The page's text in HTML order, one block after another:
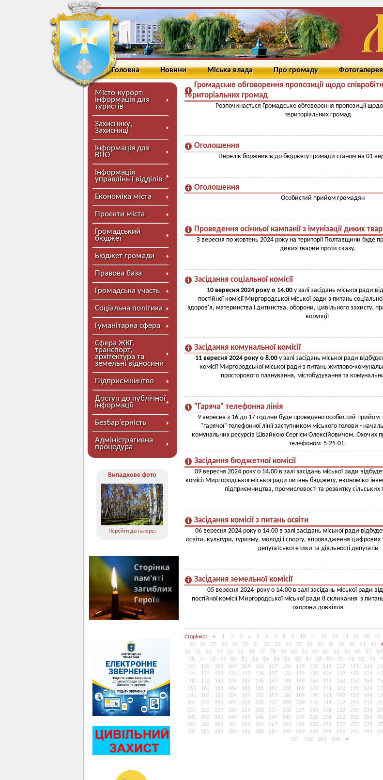
Головна Новини Міська влада Про громаду Фотогалерея
Місто-курорт:
інформація для
туристів
Захиснику,
Захисниці
Інформація для
ВПО
Інформація
управлінь і відділів
Економіка міста
Проєкти міста
Громадський
бюджет
Бюджет громади
Правова база
Громадська участь
Соціальна політика
Гуманітарна сфера
Сфера ЖКГ,
транспорт,
архітектура та
земельні відносини
Підприємництво
Доступ до публічної
інформації
Безбар’єрність
Адміністративна
процедура
Випадкове фото
Перейти до галереї
Громадське обговорення пропозиції щодо
територіальних громад
Розпочинається Громадське обговорення пропозиції щодо
територіальних громад
Оголошення
Перелік боржників до бюджету громади станом на 01
Оголошення
Особистий прийом громадян
Проведення осінньої кампанії з імунізації диких
З вересня по жовтень 2024 року на території Полтавщини буде
диких тварин проти сказу.
Засідання соціальної комісії
10 вересня 2024 року о 14.00 у залі засідань міської ради
постійної комісії Миргородської міської ради з питань
здоров'я, материнства і дитинства, оборони, цивільного захисту,
корупції
Засідання комунальної комісії
11 вересня 2024 року о 8.00 у залі засідань міської ради
комісії Миргородської міської ради з питань житлово-
просторового планування, містобудування та
"Гаряча" телефонна лінія
9 вересня з 16 до 17 години буде проведено особистий
"гарячої" телефонної лінії заступником міського голови -
комунальних ресурсів Швайкою Сергієм Олексійовичем. Охочих
телефоном 5-25-01.
Засідання бюджетної комісії
09 вересня 2024 року о 14.00 в залі засідань міської ради
комісії Миргородської міської ради питань бюджету, економіко-
підприємництва, промисловості та розвитку сільських
Засідання комісії з питань освіти
06 вересня 2024 року о 14.00 в залі засідань міської ради
освіти, культури, туризму, молоді і спорту, впровадження цифрових
депутатської етики та діяльності депутатів
Засідання земельної комісії
05 вересня 2024 року о 14.00 в залі засідань міської ради
постійної комісії Миргородської міської ради 8 скликання з
охорони довкілля
Сторінка: ◄ 1 2 3 4 5 6 7 8 9 10 11 12 13 14 15 16 17
25
26 27 28 29 30 31 32 33 34 35 36 37 38 39 40 41 42
50
51 52 53 54 55 56 57 58 59 60 61 62 63 64 65 66 67 68
76
77 78 79 80 81 82 83 84 85 86 87 88 89 90 91 92 93
101
102 103 104 105 106 107 108 109 110 111 112 113 114
121
122 123 124 125 126 127 128 129 130 131 132 133 134
141
142 143 144 145 146 147 148 149 150 151 152 153 154
161
162 163 164 165 166 167 168 169 170 171 172 173 174
181
182 183 184 185 186 187 188 189 190 191 192 193 194
201
202 203 204 205 206 207 208 209 210 211 212 213 214
221
222 223 224 225 226 227 228 229 230 231 232 233 234
241
242 243 244 245 246 247 248 249 250 251 252 253 254
261
262 263 264 265 266 267 268 269 270 271 272 273 274
281
282 283 284 285 286 287 288 289 290 291 292 293 294
301
302 303 304 ►